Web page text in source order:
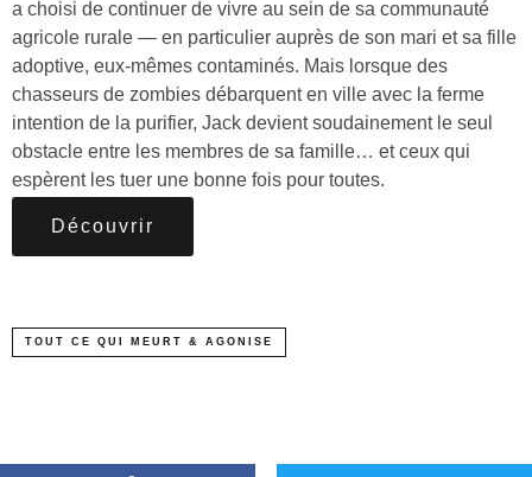
a choisi de continuer de vivre au sein de sa communauté
agricole rurale — en particulier auprès de son mari et sa fille
adoptive, eux-mêmes contaminés. Mais lorsque des
chasseurs de zombies débarquent en ville avec la ferme
intention de la purifier, Jack devient soudainement le seul
obstacle entre les membres de sa famille… et ceux qui
espèrent les tuer une bonne fois pour toutes.
Découvrir
TOUT CE QUI MEURT & AGONISE